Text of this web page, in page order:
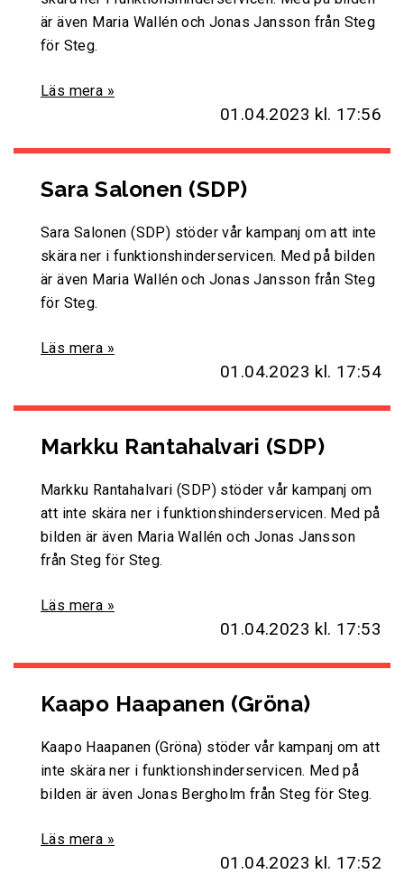
är även Maria Wallén och Jonas Jansson från Steg
för Steg.
Läs mera »
01.04.2023 kl. 17:56
Sara Salonen (SDP)
Sara Salonen (SDP) stöder vår kampanj om att inte
skära ner i funktionshinderservicen. Med på bilden
är även Maria Wallén och Jonas Jansson från Steg
för Steg.
Läs mera »
01.04.2023 kl. 17:54
Markku Rantahalvari (SDP)
Markku Rantahalvari (SDP) stöder vår kampanj om
att inte skära ner i funktionshinderservicen. Med på
bilden är även Maria Wallén och Jonas Jansson
från Steg för Steg.
Läs mera »
01.04.2023 kl. 17:53
Kaapo Haapanen (Gröna)
Kaapo Haapanen (Gröna) stöder vår kampanj om att
inte skära ner i funktionshinderservicen. Med på
bilden är även Jonas Bergholm från Steg för Steg.
Läs mera »
01.04.2023 kl. 17:52